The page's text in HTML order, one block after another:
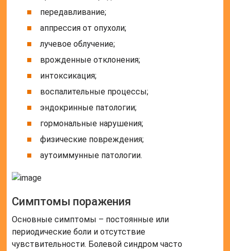
передавливание;
аппрессия от опухоли;
лучевое облучение;
врожденные отклонения;
интоксикация;
воспалительные процессы;
эндокринные патологии;
гормональные нарушения;
физические повреждения;
аутоиммунные патологии.
Симптомы поражения
Основные симптомы – постоянные или
периодические боли и отсутствие
чувствительности. Болевой синдром часто